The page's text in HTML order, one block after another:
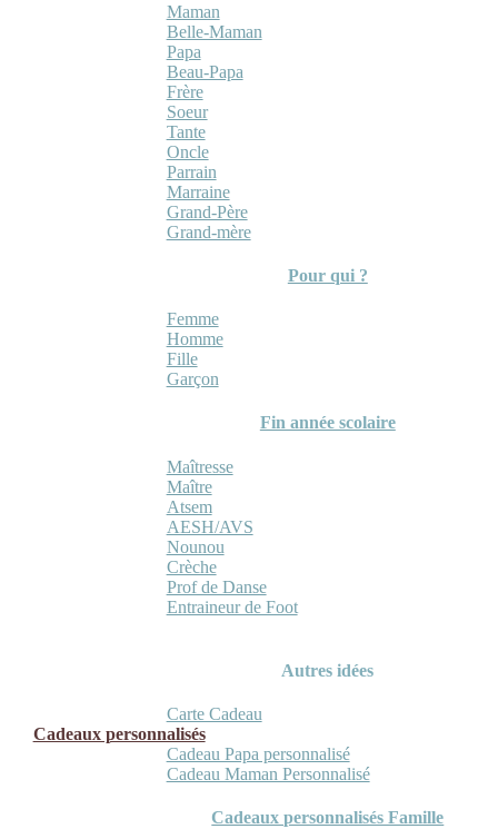
Maman
Belle-Maman
Papa
Beau-Papa
Frère
Soeur
Tante
Oncle
Parrain
Marraine
Grand-Père
Grand-mère
Pour qui ?
Femme
Homme
Fille
Garçon
Fin année scolaire
Maîtresse
Maître
Atsem
AESH/AVS
Nounou
Crèche
Prof de Danse
Entraineur de Foot
Autres idées
Carte Cadeau
Cadeaux personnalisés
Cadeau Papa personnalisé
Cadeau Maman Personnalisé
Cadeaux personnalisés Famille